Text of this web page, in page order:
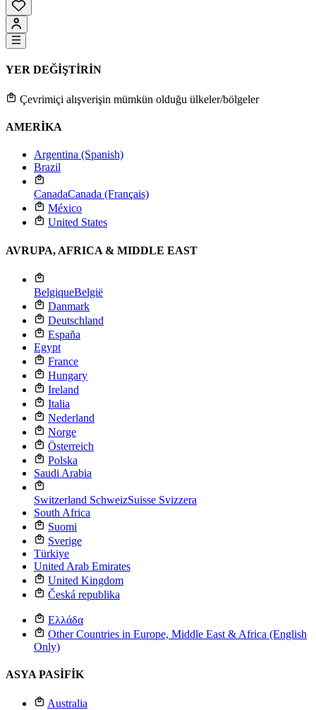
YER DEĞİŞTİRİN
Çevrimiçi alışverişin mümkün olduğu ülkeler/bölgeler
AMERİKA
Argentina (Spanish)
Brazil
CanadaCanada (Français)
México
United States
AVRUPA, AFRICA & MIDDLE EAST
BelgiqueBelgië
Danmark
Deutschland
España
Egypt
France
Hungary
Ireland
Italia
Nederland
Norge
Österreich
Polska
Saudi Arabia
Switzerland SchweizSuisse Svizzera
South Africa
Suomi
Sverige
Türkiye
United Arab Emirates
United Kingdom
Česká republika
Ελλάδα
Other Countries in Europe, Middle East & Africa (English
Only)
ASYA PASİFİK
Australia